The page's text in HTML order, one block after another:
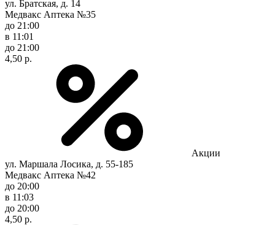
ул. Братская, д. 14
Медвакс Аптека №35
до 21:00
в 11:01
до 21:00
4,50 р.
Акции
ул. Маршала Лосика, д. 55-185
Медвакс Аптека №42
до 20:00
в 11:03
до 20:00
4,50 р.